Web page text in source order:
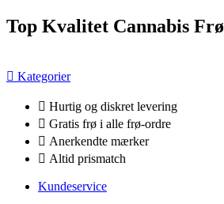
Videre
til
Top Kvalitet Cannabis Frø
Kategorier
Hurtig og diskret levering
Gratis frø i alle frø-ordre
Anerkendte mærker
Altid prismatch
Kundeservice